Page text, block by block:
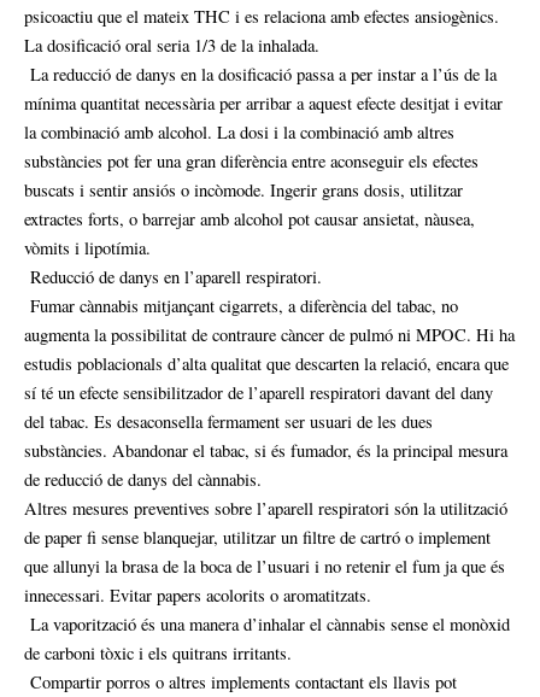
psicoactiu que el mateix THC i es relaciona amb efectes ansiogènics.
La dosificació oral seria 1/3 de la inhalada.
La reducció de danys en la dosificació passa a per instar a l’ús de la
mínima quantitat necessària per arribar a aquest efecte desitjat i evitar
la combinació amb alcohol. La dosi i la combinació amb altres
substàncies pot fer una gran diferència entre aconseguir els efectes
buscats i sentir ansiós o incòmode. Ingerir grans dosis, utilitzar
extractes forts, o barrejar amb alcohol pot causar ansietat, nàusea,
vòmits i lipotímia.
Reducció de danys en l’aparell respiratori.
Fumar cànnabis mitjançant cigarrets, a diferència del tabac, no
augmenta la possibilitat de contraure càncer de pulmó ni MPOC. Hi ha
estudis poblacionals d’alta qualitat que descarten la relació, encara que
sí té un efecte sensibilitzador de l’aparell respiratori davant del dany
del tabac. Es desaconsella fermament ser usuari de les dues
substàncies. Abandonar el tabac, si és fumador, és la principal mesura
de reducció de danys del cànnabis.
Altres mesures preventives sobre l’aparell respiratori són la utilització
de paper fi sense blanquejar, utilitzar un filtre de cartró o implement
que allunyi la brasa de la boca de l’usuari i no retenir el fum ja que és
innecessari. Evitar papers acolorits o aromatitzats.
La vaporització és una manera d’inhalar el cànnabis sense el monòxid
de carboni tòxic i els quitrans irritants.
Compartir porros o altres implements contactant els llavis pot